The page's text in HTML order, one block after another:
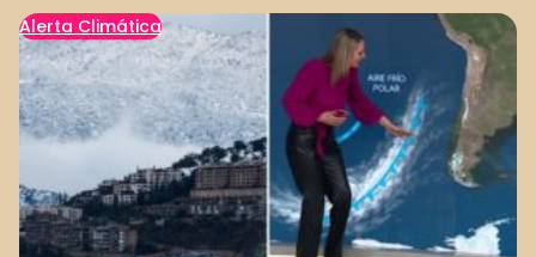
Alerta Climática